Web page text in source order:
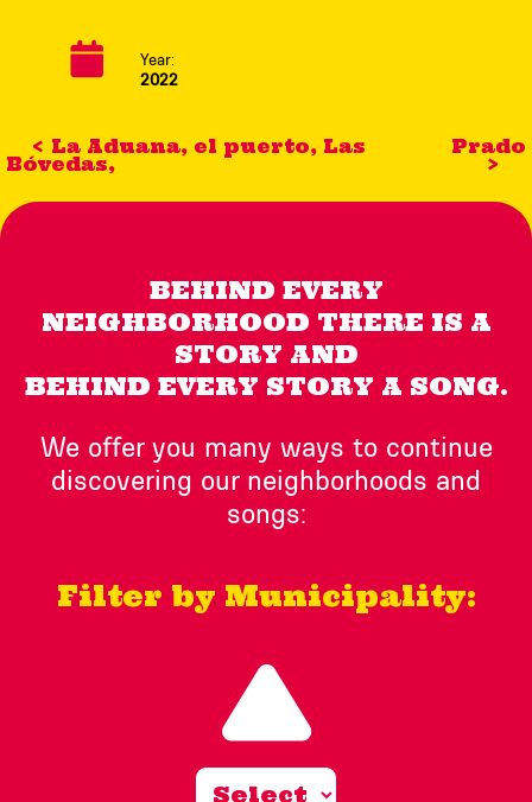
Year:
2022
< La Aduana, el puerto, Las
Bóvedas,
Prado
>
BEHIND EVERY
NEIGHBORHOOD THERE IS A
STORY AND
BEHIND EVERY STORY A SONG.
We offer you many ways to continue
discovering our neighborhoods and
songs:
Filter by Municipality: